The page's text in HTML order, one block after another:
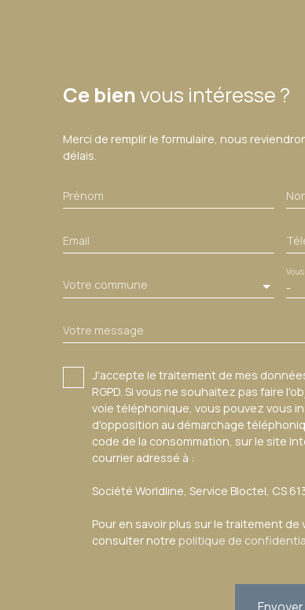
Ce bienvous intéresse ?
Merci de remplir le formulaire, nous
délais.
Prénom
Email
Votre commune -
Votre message
J'accepte le traitement de mes
RGPD. Si vous ne souhaitez pas faire
voie téléphonique, vous pouvez vous
d'opposition au démarchage
code de la consommation, sur le site
courrier adressé à :
Société Worldline, Service Bloctel, CS
Pour en savoir plus sur le traitement
consulter notre politique de